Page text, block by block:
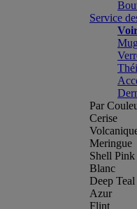
Service
Par
Cerise
Meringue
Shell Pink
Blanc
Deep Teal
Azur
Flint